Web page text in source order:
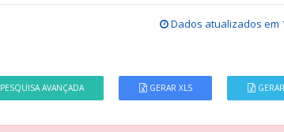
Dados atualizados em
PESQUISA AVANÇADA GERAR XLS